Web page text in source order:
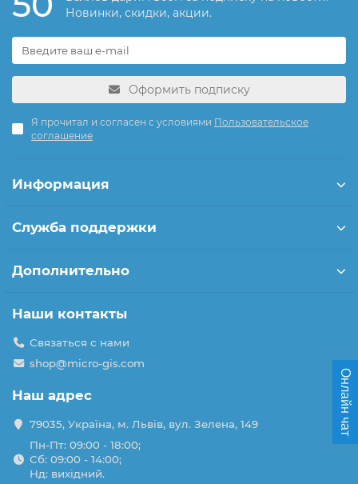
Новинки, скидки, акции.
Оформить подписку
Я прочитал и согласен с условиями Пользовательское
соглашение
Информация
Служба поддержки
Дополнительно
Наши контакты
Связаться с нами
shop@micro-gis.com
Наш адрес
79035, Україна, м. Львів, вул. Зелена, 149
Пн-Пт: 09:00 - 18:00;
Сб: 09:00 - 14:00;
Нд: вихідний.
Онлайн чат